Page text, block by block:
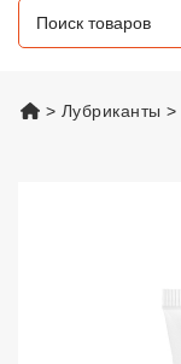
vsexshop.ru
Лубриканты